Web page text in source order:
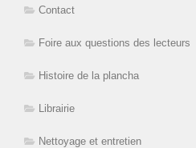
Contact
Foire aux questions des lecteurs
Histoire de la plancha
Librairie
Nettoyage et entretien